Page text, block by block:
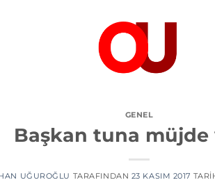
GENEL
Başkan tuna müjde
UĞUROĞLU TARAFINDAN 23 KASIM 2017